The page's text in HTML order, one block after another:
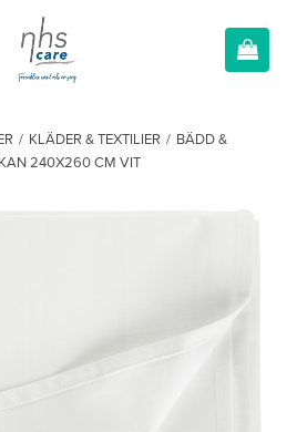
/ KLÄDER & TEXTILIER / BÄDD &
240X260 CM VIT